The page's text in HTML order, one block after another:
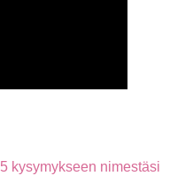
5 kysymykseen nimestäsi